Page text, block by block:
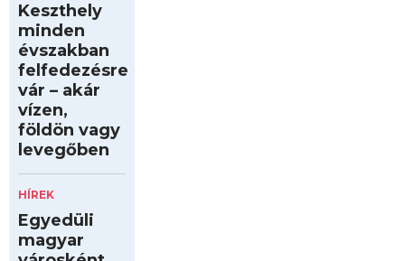
Keszthely
minden
évszakban
felfedezésre
vár – akár
vízen,
földön vagy
levegőben
HÍREK
Egyedüli
magyar